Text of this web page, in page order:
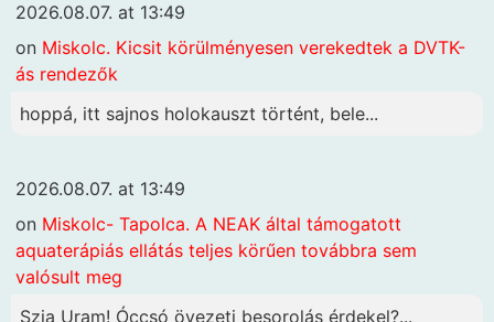
2026.08.07. at 13:49
on Miskolc. Kicsit körülményesen verekedtek a DVTK-
ás rendezők
hoppá, itt sajnos holokauszt történt, bele...
2026.08.07. at 13:49
on Miskolc- Tapolca. A NEAK által támogatott
aquaterápiás ellátás teljes körűen továbbra sem
valósult meg
Szia Uram! Óccsó övezeti besorolás érdekel?...